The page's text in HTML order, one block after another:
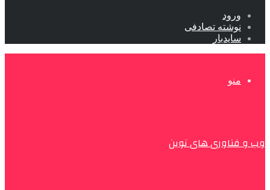
ورود
نوشته تصادفی
سایدبار
منو
وب و فناوری های نوین